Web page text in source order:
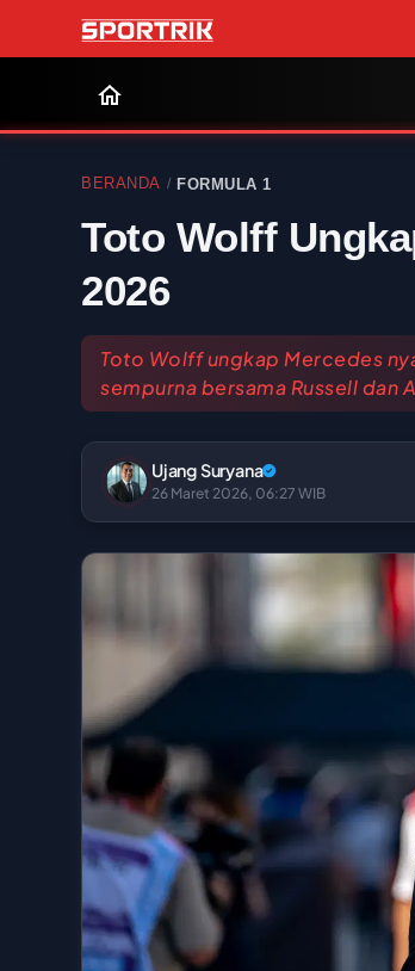
BERANDA / FORMULA 1
Toto Wolff
2026
Toto Wolff ungkap Mercedes
sempurna bersama Russell dan
Ujang Suryana
26 Maret 2026, 06:27 WIB